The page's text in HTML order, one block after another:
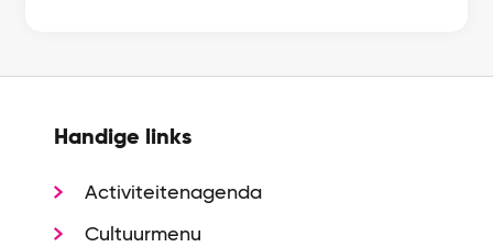
Handige links
Activiteitenagenda
Cultuurmenu